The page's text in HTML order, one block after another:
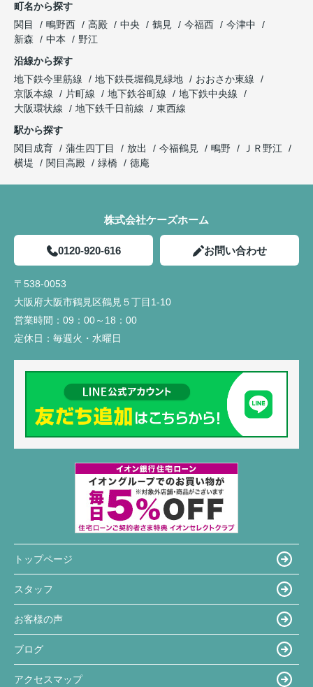
町名から探す
関目
鴫野西 高殿 中央 鶴見 今福西
今津中
新森
中本
野江
沿線から探す
地下鉄今里筋線
地下鉄長堀鶴見緑地
おおさか東線
京阪本線
片町線 地下鉄谷町線
地下鉄中央線
大阪環状線
地下鉄千日前線
東西線
駅から探す
関目成育
蒲生四丁目 放出 今福鶴見 鴫野
ＪＲ野江
横堤
関目高殿 緑橋 徳庵
株式会社ケーズホーム
0120-920-616 お問い合わせ
〒538-0053
大阪府大阪市鶴見区鶴見５丁目1-10
営業時間： 09：00～18：00
定休日： 毎週火・水曜日
トップページ
スタッフ
お客様の声
ブログ
アクセスマップ